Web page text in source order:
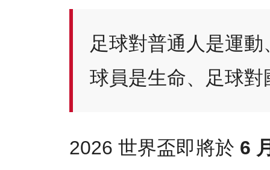
足球對普通人是運
球員是生命、足球
2026 世界盃即將於 6